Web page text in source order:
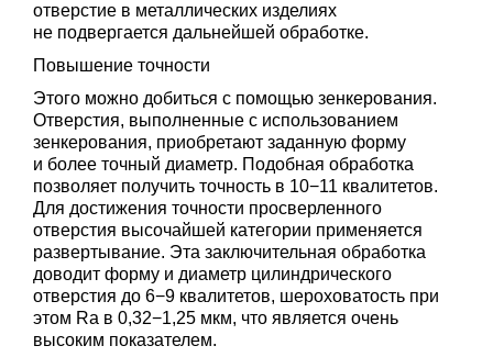
отверстие в металлических изделиях
не подвергается дальнейшей обработке.
Повышение точности
Этого можно добиться с помощью зенкерования.
Отверстия, выполненные с использованием
зенкерования, приобретают заданную форму
и более точный диаметр. Подобная обработка
позволяет получить точность в 10−11 квалитетов.
Для достижения точности просверленного
отверстия высочайшей категории применяется
развертывание. Эта заключительная обработка
доводит форму и диаметр цилиндрического
отверстия до 6−9 квалитетов, шероховатость при
этом Ra в 0,32−1,25 мкм, что является очень
высоким показателем.